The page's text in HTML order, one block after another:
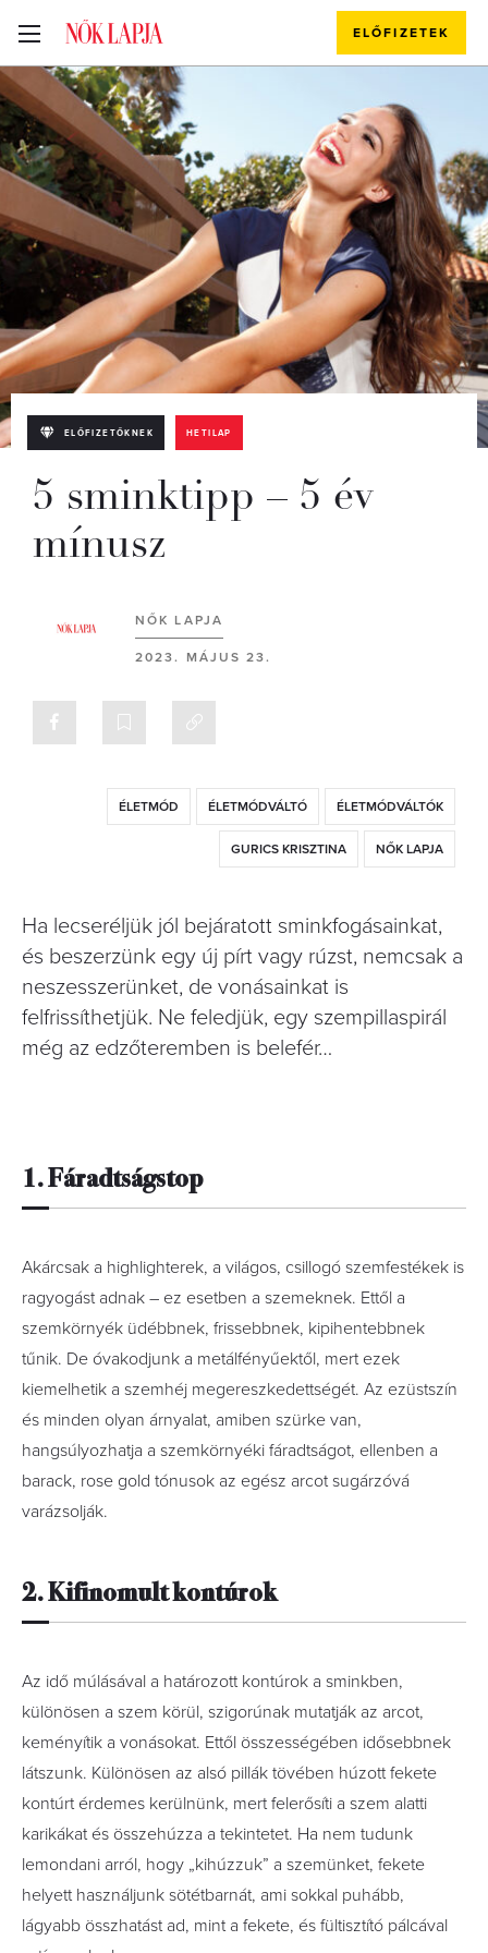
ELŐFIZETEK
ELŐFIZETŐKNEK HETILAP
5 sminktipp – 5 év
mínusz
NŐK LAPJA
2023. MÁJUS 23.
ÉLETMÓD ÉLETMÓDVÁLTÓ ÉLETMÓDVÁLTÓK
GURICS KRISZTINA NŐK LAPJA
Ha lecseréljük jól bejáratott sminkfogásainkat,
és beszerzünk egy új pírt vagy rúzst, nemcsak a
neszesszerünket, de vonásainkat is
felfrissíthetjük. Ne feledjük, egy szempillaspirál
még az edzőteremben is belefér…
1. Fáradtságstop
Akárcsak a highlighterek, a világos, csillogó szemfestékek is
ragyogást adnak – ez esetben a szemeknek. Ettől a
szemkörnyék üdébbnek, frissebbnek, kipihentebbnek
tűnik. De óvakodjunk a metálfényűektől, mert ezek
kiemelhetik a szemhéj megereszkedettségét. Az ezüstszín
és minden olyan árnyalat, amiben szürke van,
hangsúlyozhatja a szemkörnyéki fáradtságot, ellenben a
barack, rose gold tónusok az egész arcot sugárzóvá
varázsolják.
2. Kifinomult kontúrok
Az idő múlásával a határozott kontúrok a sminkben,
különösen a szem körül, szigorúnak mutatják az arcot,
keményítik a vonásokat. Ettől összességében idősebbnek
látszunk. Különösen az alsó pillák tövében húzott fekete
kontúrt érdemes kerülnünk, mert felerősíti a szem alatti
karikákat és összehúzza a tekintetet. Ha nem tudunk
lemondani arról, hogy „kihúzzuk” a szemünket, fekete
helyett használjunk sötétbarnát, ami sokkal puhább,
lágyabb összhatást ad, mint a fekete, és fültisztító pálcával